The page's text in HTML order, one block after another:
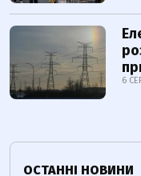
6
ОСТАННІ НОВИНИ